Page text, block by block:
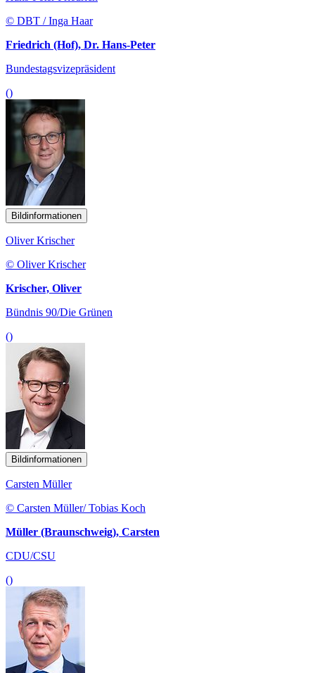
© DBT / Inga Haar
Friedrich (Hof), Dr. Hans-Peter
Bundestagsvizepräsident
()
Bildinformationen
Oliver Krischer
© Oliver Krischer
Krischer, Oliver
Bündnis 90/Die Grünen
()
Bildinformationen
Carsten Müller
© Carsten Müller/ Tobias Koch
Müller (Braunschweig), Carsten
CDU/CSU
()